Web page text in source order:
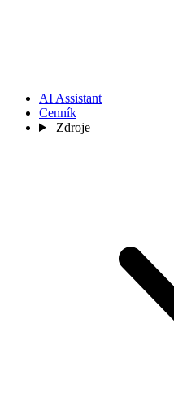
AI Assistant
Cenník
Zdroje